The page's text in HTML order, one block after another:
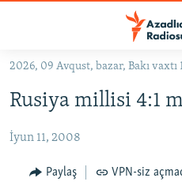
Əsas
qayıt
naviqasiyaya
Axtarışa
#İZAHLA
KORRUPSIOMETR
#ƏSLINDƏ
2026, 09 Avqust, bazar, Bakı vaxtı
Rusiya millisi 4:1
İyun 11, 2008
Paylaş VPN-siz